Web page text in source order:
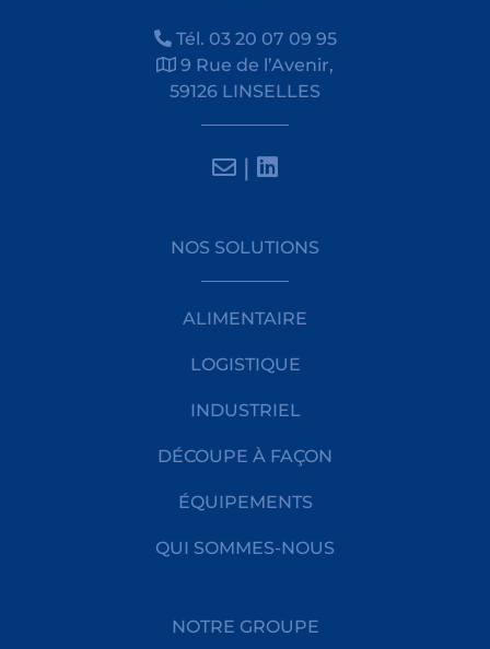
Tél. 03 20 07 09 95
9 Rue de l’Avenir,
59126 LINSELLES
|
NOS SOLUTIONS
ALIMENTAIRE
LOGISTIQUE
INDUSTRIEL
DÉCOUPE À FAÇON
ÉQUIPEMENTS
QUI SOMMES-NOUS
NOTRE GROUPE